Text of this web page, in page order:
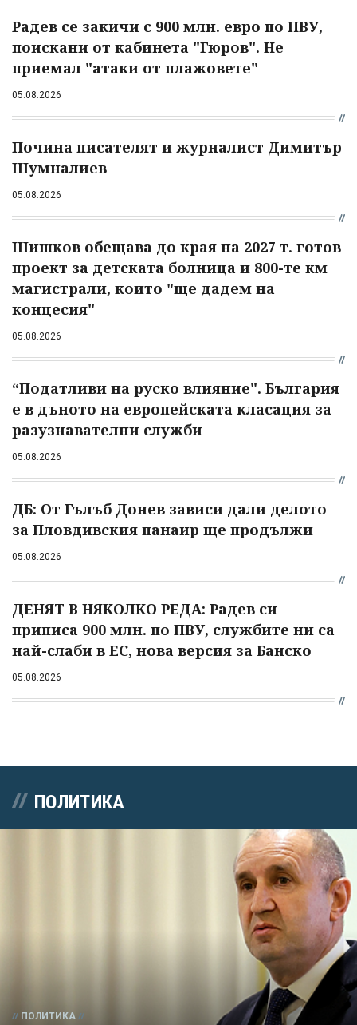
Радев се закичи с 900 млн. евро по ПВУ,
поискани от кабинета "Гюров". Не
приемал "атаки от плажовете"
05.08.2026
Почина писателят и журналист Димитър
Шумналиев
05.08.2026
Шишков обещава до края на 2027 т. готов
проект за детската болница и 800-те км
магистрали, които "ще дадем на
концесия"
05.08.2026
“Податливи на руско влияние". България
е в дъното на европейската класация за
разузнавателни служби
05.08.2026
ДБ: От Гълъб Донев зависи дали делото
за Пловдивския панаир ще продължи
05.08.2026
ДЕНЯТ В НЯКОЛКО РЕДА: Радев си
приписа 900 млн. по ПВУ, службите ни са
най-слаби в ЕС, нова версия за Банско
05.08.2026
ПОЛИТИКА
ПОЛИТИКА